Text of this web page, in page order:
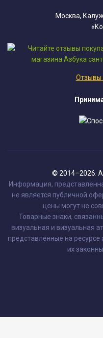
Москва,
Отзывы
© 2014–2026.
Информация,
не является публичной
цены могут не
Товарные знаки,
визуальная и визуальная
представленные на
их